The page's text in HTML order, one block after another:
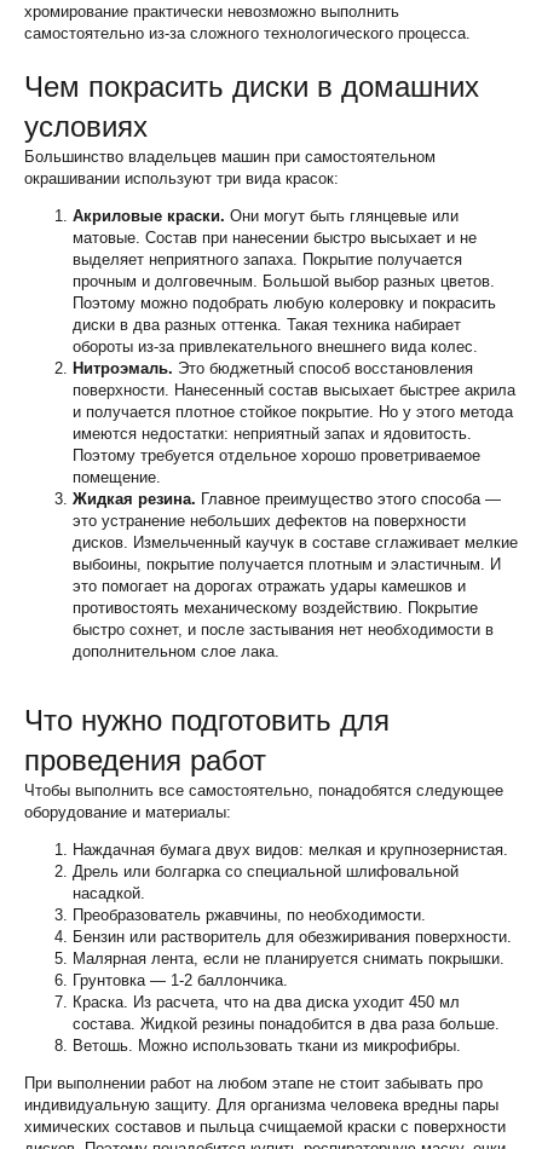
хромирование практически невозможно выполнить
самостоятельно из-за сложного технологического процесса.
Чем покрасить диски в домашних
условиях
Большинство владельцев машин при самостоятельном
окрашивании используют три вида красок:
Акриловые краски. Они могут быть глянцевые или
матовые. Состав при нанесении быстро высыхает и не
выделяет неприятного запаха. Покрытие получается
прочным и долговечным. Большой выбор разных цветов.
Поэтому можно подобрать любую колеровку и покрасить
диски в два разных оттенка. Такая техника набирает
обороты из-за привлекательного внешнего вида колес.
Нитроэмаль. Это бюджетный способ восстановления
поверхности. Нанесенный состав высыхает быстрее акрила
и получается плотное стойкое покрытие. Но у этого метода
имеются недостатки: неприятный запах и ядовитость.
Поэтому требуется отдельное хорошо проветриваемое
помещение.
Жидкая резина. Главное преимущество этого способа —
это устранение небольших дефектов на поверхности
дисков. Измельченный каучук в составе сглаживает мелкие
выбоины, покрытие получается плотным и эластичным. И
это помогает на дорогах отражать удары камешков и
противостоять механическому воздействию. Покрытие
быстро сохнет, и после застывания нет необходимости в
дополнительном слое лака.
Что нужно подготовить для
проведения работ
Чтобы выполнить все самостоятельно, понадобятся следующее
оборудование и материалы:
Наждачная бумага двух видов: мелкая и крупнозернистая.
Дрель или болгарка со специальной шлифовальной
насадкой.
Преобразователь ржавчины, по необходимости.
Бензин или растворитель для обезжиривания поверхности.
Малярная лента, если не планируется снимать покрышки.
Грунтовка — 1-2 баллончика.
Краска. Из расчета, что на два диска уходит 450 мл
состава. Жидкой резины понадобится в два раза больше.
Ветошь. Можно использовать ткани из микрофибры.
При выполнении работ на любом этапе не стоит забывать про
индивидуальную защиту. Для организма человека вредны пары
химических составов и пыльца счищаемой краски с поверхности